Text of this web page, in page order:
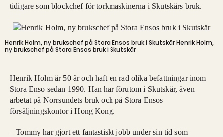
tidigare som blockchef för torkmaskinerna i Skutskärs bruk.
Henrik Holm, ny brukschef på Stora Ensos bruk i SkutskärHenrik Holm,
ny brukschef på Stora Ensos bruk i Skutskär
Henrik Holm är 50 år och haft en rad olika befattningar inom
Stora Enso sedan 1990. Han har förutom i Skutskär, även
arbetat på Norrsundets bruk och på Stora Ensos
försäljningskontor i Hong Kong.
– Tommy har gjort ett fantastiskt jobb under sin tid som